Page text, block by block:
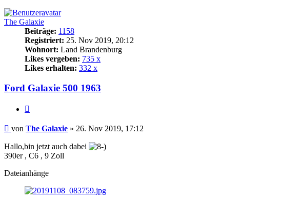
The Galaxie
Beiträge: 1158
Registriert: 25. Nov 2019, 20:12
Wohnort: Land Brandenburg
Likes vergeben: 735 x
Likes erhalten: 332 x
Ford Galaxie 500 1963
Beitrag
von The Galaxie » 26. Nov 2019, 17:12
Hallo,bin jetzt auch dabei
390er , C6 , 9 Zoll
Dateianhänge